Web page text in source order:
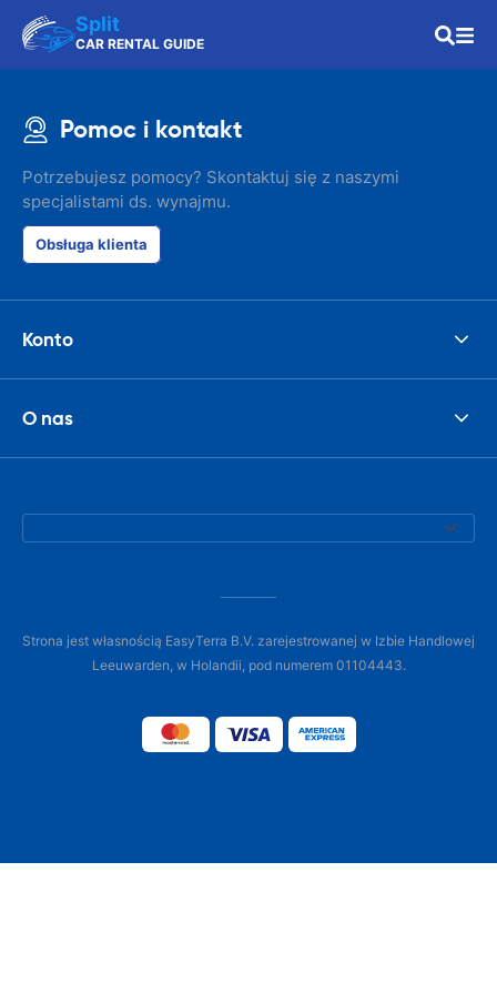
Split
CAR RENTAL GUIDE
Pomoc i kontakt
Potrzebujesz pomocy? Skontaktuj się z naszymi
specjalistami ds. wynajmu.
Obsługa klienta
Konto
O nas
Strona jest własnością EasyTerra B.V. zarejestrowanej w Izbie Handlowej
Leeuwarden, w Holandii, pod numerem 01104443.